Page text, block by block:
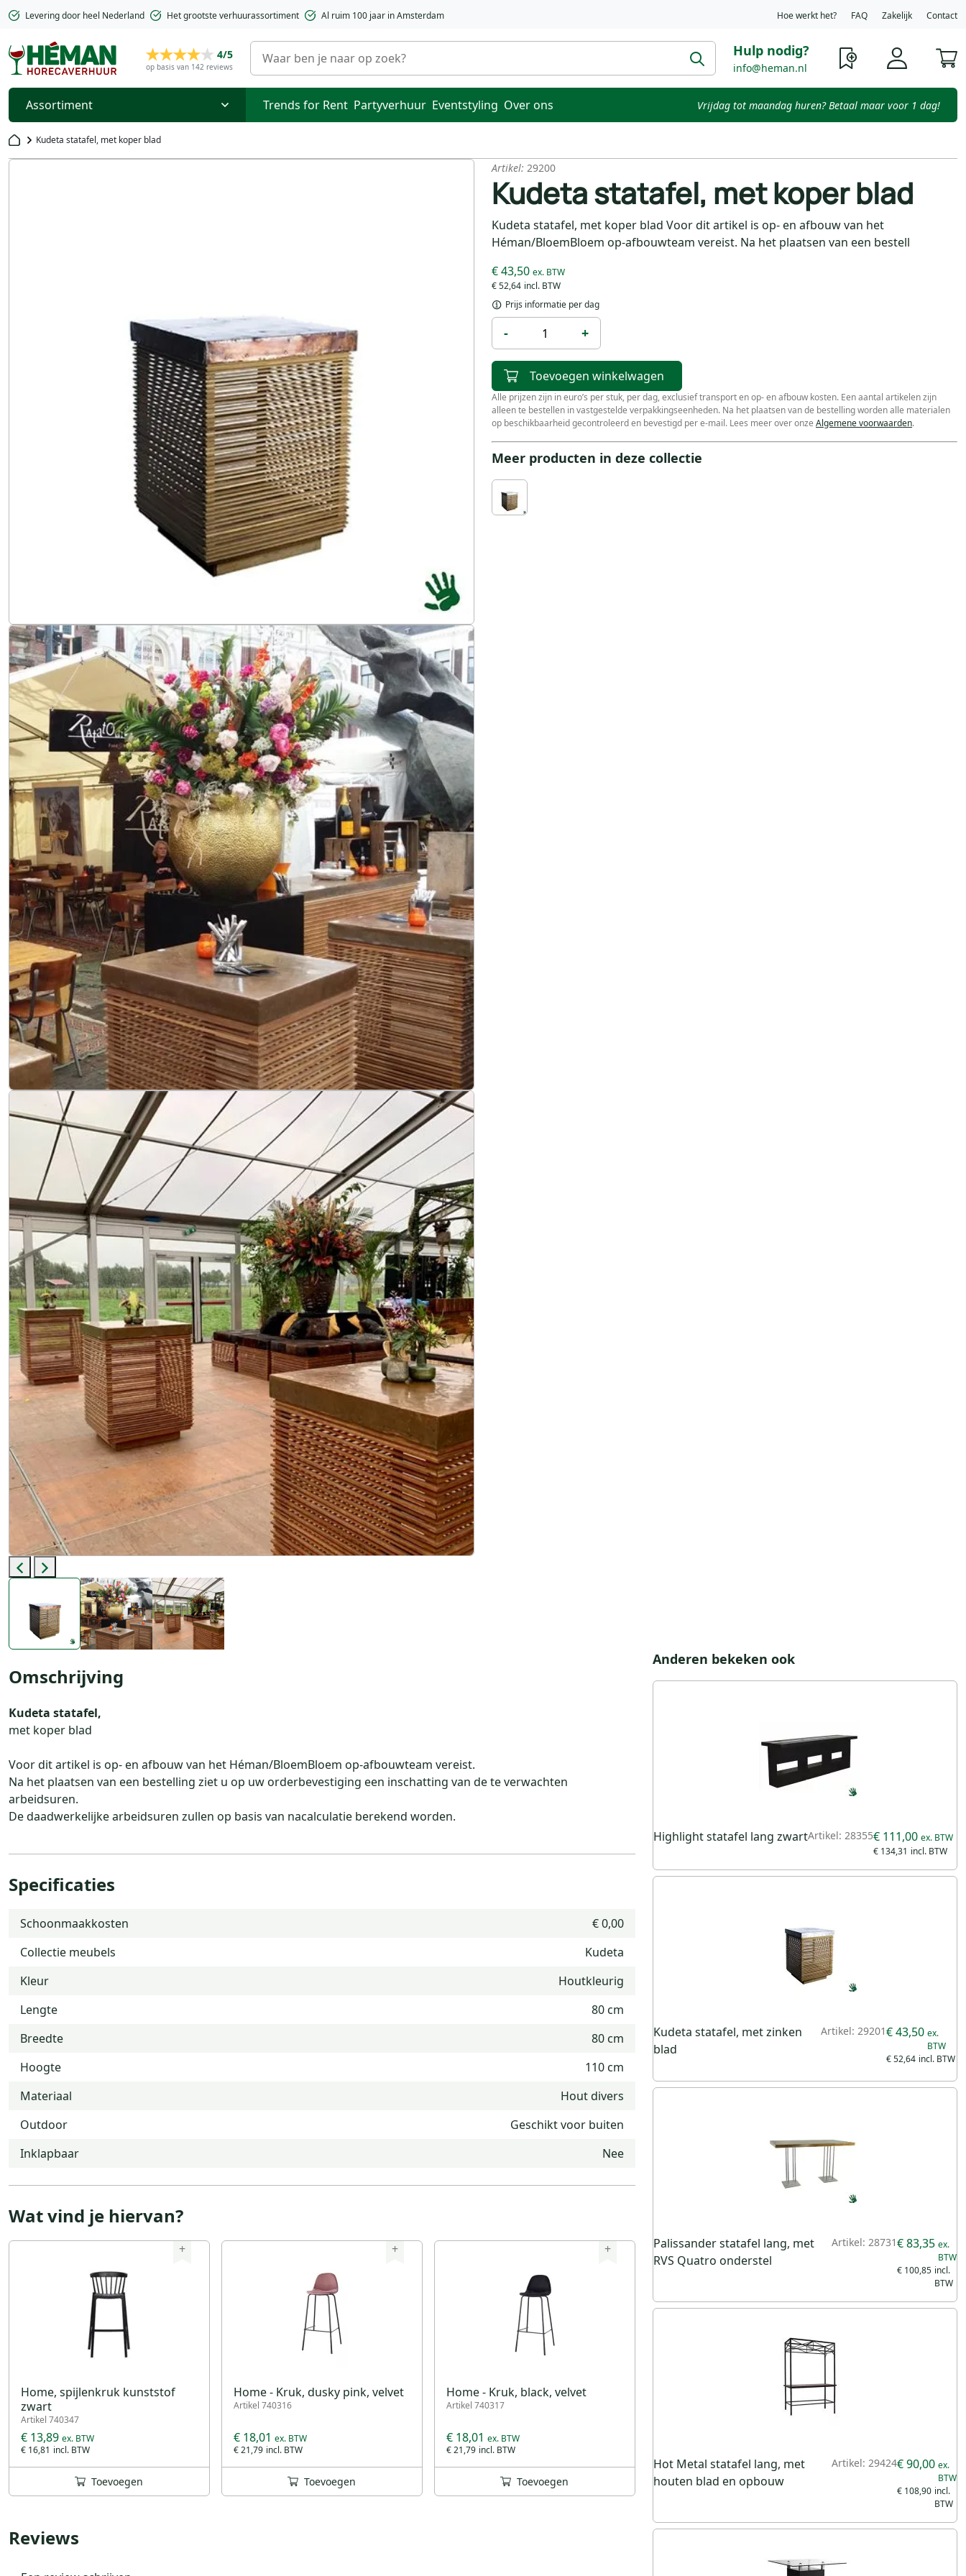
Levering door heel Nederland Het grootste verhuurassortiment Al ruim 100 jaar in Amsterdam Hoe werkt het? FAQ Zakelijk Contact
4/5
op basis van 142 reviews
Hulp nodig?
info@heman.nl
Assortiment Trends for Rent Partyverhuur Eventstyling Over ons Vrijdag tot maandag huren? Betaal maar voor 1 dag!
Kudeta statafel, met koper blad
Previous
Next
Artikel: 29200
Kudeta statafel, met koper blad
Kudeta statafel, met koper blad Voor dit artikel is op- en afbouw van het
Héman/BloemBloem op-afbouwteam vereist. Na het plaatsen van een bestell
€ 52,64
€ 43,50
Prijs informatie per dag
- +
Toevoegen winkelwagen
Alle prijzen zijn in euro’s per stuk, per dag, exclusief transport en op- en afbouw kosten. Een aantal artikelen zijn
alleen te bestellen in vastgestelde verpakkingseenheden. Na het plaatsen van de bestelling worden alle materialen
op beschikbaarheid gecontroleerd en bevestigd per e-mail. Lees meer over onze Algemene voorwaarden.
Meer producten in deze collectie
Omschrijving
Kudeta statafel,
met koper blad
Voor dit artikel is op- en afbouw van het Héman/BloemBloem op-afbouwteam vereist.
Na het plaatsen van een bestelling ziet u op uw orderbevestiging een inschatting van de te verwachten
arbeidsuren.
De daadwerkelijke arbeidsuren zullen op basis van nacalculatie berekend worden.
Specificaties
Schoonmaakkosten
€ 0,00
Collectie meubels
Kudeta
Kleur
Houtkleurig
Lengte
80 cm
Breedte
80 cm
Hoogte
110 cm
Materiaal
Hout divers
Outdoor
Geschikt voor buiten
Inklapbaar
Nee
Wat vind je hiervan?
+
Home, spijlenkruk kunststof
zwart
Artikel 740347
€ 16,81
€ 13,89
Toevoegen
+
Home - Kruk, dusky pink, velvet
Artikel 740316
€ 21,79
€ 18,01
Toevoegen
+
Home - Kruk, black, velvet
Artikel 740317
€ 21,79
€ 18,01
Toevoegen
Reviews
Anderen bekeken ook
Highlight statafel lang zwartArtikel: 28355
€ 134,31
€ 111,00
Kudeta statafel, met zinken
blad
Artikel: 29201
€ 52,64
€ 43,50
Palissander statafel lang, met
RVS Quatro onderstel
Artikel: 28731
€ 100,85
€ 83,35
Hot Metal statafel lang, met
houten blad en opbouw
Artikel: 29424
€ 108,90
€ 90,00